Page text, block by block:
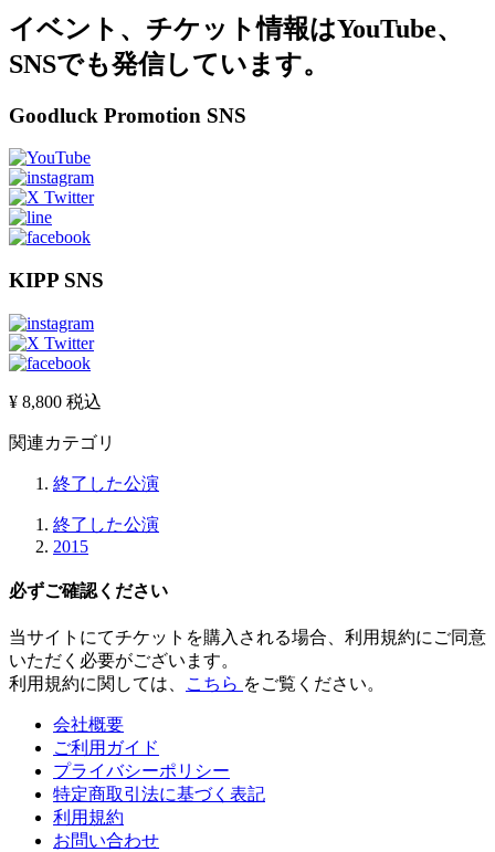
イベント、チケット情報はYouTube、
SNSでも発信しています。
Goodluck Promotion SNS
KIPP SNS
¥ 8,800 税込
関連カテゴリ
終了した公演
終了した公演
2015
必ずご確認ください
当サイトにてチケットを購入される場合、 利用規約にご同意
いただく必要がございます。
利用規約に関しては、
こちら をご覧ください。
会社概要
ご利用ガイド
プライバシーポリシー
特定商取引法に基づく表記
利用規約
お問い合わせ